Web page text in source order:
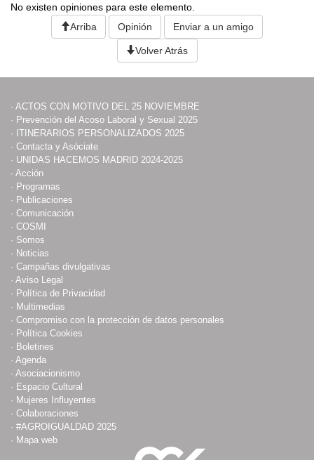
No existen opiniones para este elemento.
Arriba
Opinión Enviar a un amigo
Volver Atrás
· ACTOS CON MOTIVO DEL 25 NOVIEMBRE
· Prevención del Acoso Laboral y Sexual 2025
· ITINERARIOS PERSONALIZADOS 2025
· Contacta y Asóciate
· UNIDAS HACEMOS MADRID 2024-2025
· Acción
· Programas
· Publicaciones
· Comunicación
· COSMI
· Somos
· Noticias
· Campañas divulgativas
· Aviso Legal
· Política de Privacidad
· Multimedias
· Compromiso con la protección de datos personales
· Política Cookies
· Boletines
· Agenda
· Asociacionismo
· Espacio Cultural
· Mujeres Influyentes
· Colaboraciones
· #AGROIGUALDAD 2025
· Mapa web